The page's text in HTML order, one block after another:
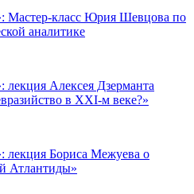
Мастер-класс Юрия Шевцова по
аналитике
лекция Алексея Дзерманта
в XXI-м веке?»
лекция Бориса Межуева о
Атлантиды»